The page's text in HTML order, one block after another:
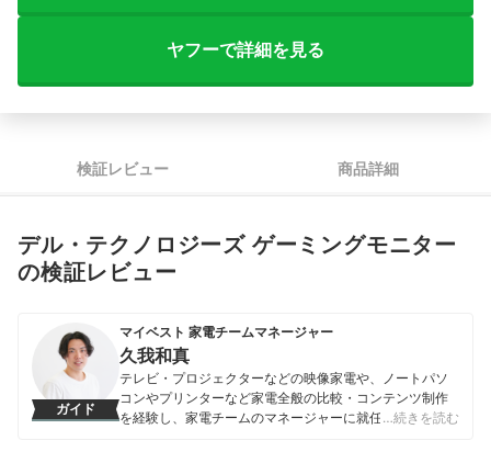
ヤフーで詳細を見る
検証レビュー 商品詳細
デル・テクノロジーズ ゲーミングモニター
の検証レビュー
ガイド
マイベスト 家電チームマネージャー
久我和真
テレビ・プロジェクターなどの映像家電や、ノートパソ
コンやプリンターなど家電全般の比較・コンテンツ制作
を経験し、家電チームのマネージャーに就任。キャリブ
…続きを読む